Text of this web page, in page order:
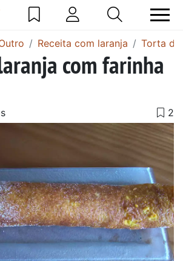
Receita com laranja Torta de
com farinha